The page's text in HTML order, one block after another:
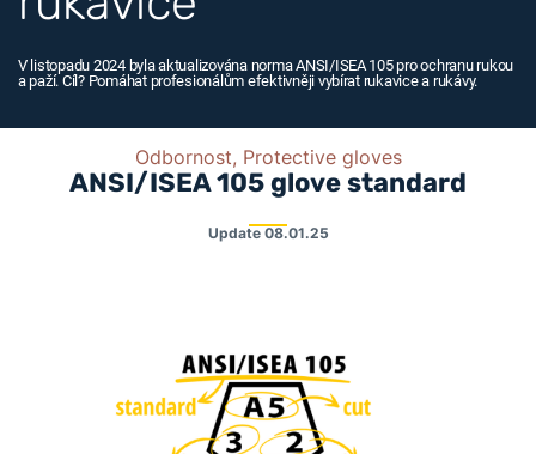
V listopadu 2024 byla aktualizována norma ANSI/ISEA 105 pro ochranu rukou
a paží. Cíl? Pomáhat profesionálům efektivněji vybírat rukavice a rukávy.
Odbornost, Protective gloves
ANSI/ISEA 105 glove standard
Update 08.01.25